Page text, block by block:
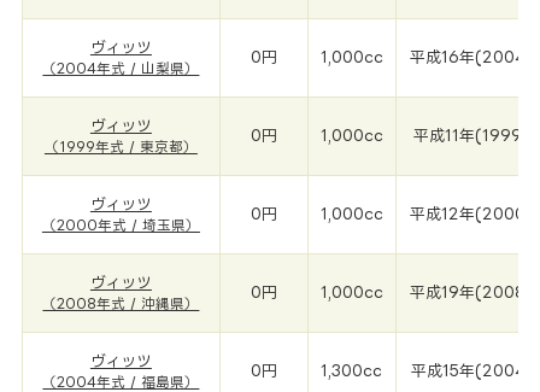
ヴィッツ
（2004年式 / 山梨県）
0円 1,000cc 平成16年(2004
ヴィッツ
（1999年式 / 東京都）
0円 1,000cc 平成11年(1999
ヴィッツ
（2000年式 / 埼玉県）
0円 1,000cc 平成12年(2000
ヴィッツ
（2008年式 / 沖縄県）
0円 1,000cc 平成19年(2008
ヴィッツ
（2004年式 / 福島県）
0円 1,300cc 平成15年(2004